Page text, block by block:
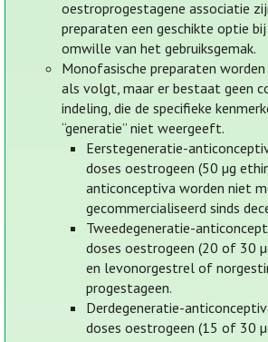
oestroprogestagene associatie
preparaten een geschikte optie
omwille van het gebruiksgemak.
Monofasische preparaten
als volgt, maar er bestaat geen
indeling, die de specifieke
“generatie” niet weergeeft.
Eerstegeneratie-
doses oestrogeen (50 µg
anticonceptiva worden niet
gecommercialiseerd sinds
Tweedegeneratie-
doses oestrogeen (20 of 30
en levonorgestrel of
progestageen.
Derdegeneratie-
doses oestrogeen (15 of 30